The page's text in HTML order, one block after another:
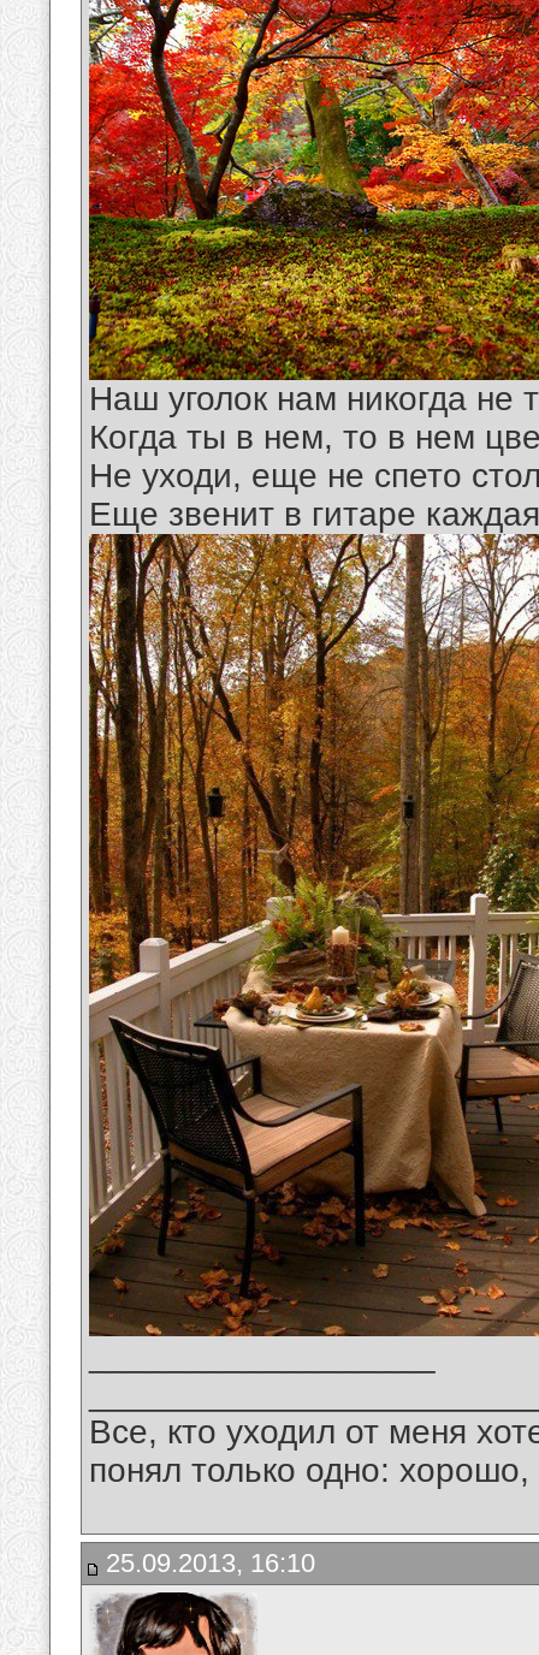
Hаш уголок нам никогда не
Когда ты в нем, то в нем
Hе уходи, еще не спето
Еще звенит в гитаpе
Все, кто уходил от меня
понял только одно:
25.09.2013, 16:10